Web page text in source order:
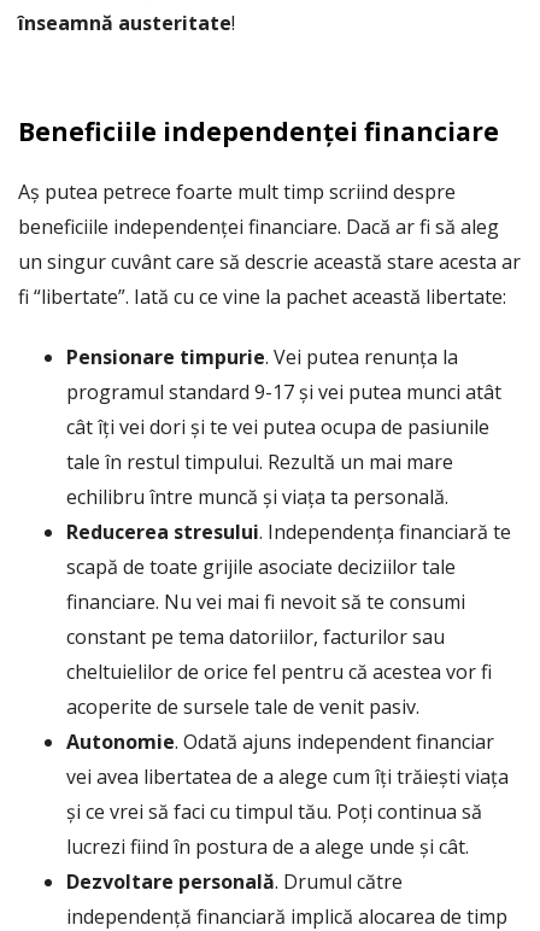
înseamnă austeritate!
Beneficiile independenței financiare
Aș putea petrece foarte mult timp scriind despre
beneficiile independenței financiare. Dacă ar fi să aleg
un singur cuvânt care să descrie această stare acesta ar
fi “libertate”. Iată cu ce vine la pachet această libertate:
Pensionare timpurie. Vei putea renunța la
programul standard 9-17 și vei putea munci atât
cât îți vei dori și te vei putea ocupa de pasiunile
tale în restul timpului. Rezultă un mai mare
echilibru între muncă și viața ta personală.
Reducerea stresului. Independența financiară te
scapă de toate grijile asociate deciziilor tale
financiare. Nu vei mai fi nevoit să te consumi
constant pe tema datoriilor, facturilor sau
cheltuielilor de orice fel pentru că acestea vor fi
acoperite de sursele tale de venit pasiv.
Autonomie. Odată ajuns independent financiar
vei avea libertatea de a alege cum îți trăiești viața
și ce vrei să faci cu timpul tău. Poți continua să
lucrezi fiind în postura de a alege unde și cât.
Dezvoltare personală. Drumul către
independență financiară implică alocarea de timp